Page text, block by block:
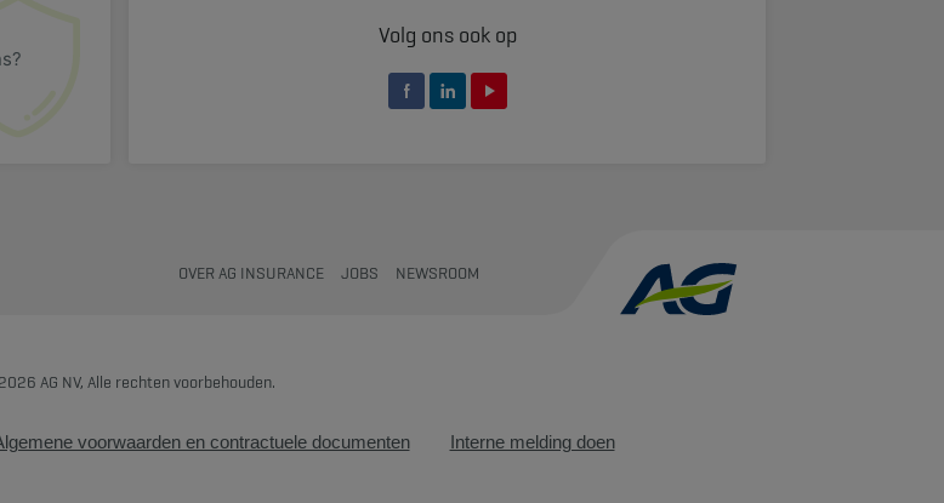
Volg ons ook op
OVER AG INSURANCE JOBS NEWSROOM
voorwaarden en contractuele documenten Interne melding doen
AG NV, Alle rechten voorbehouden.